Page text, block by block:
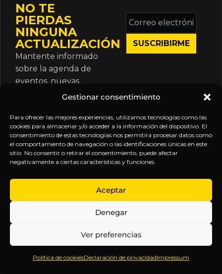
Gestionar consentimiento
Para ofrecer las mejores experiencias, utilizamos tecnologías como las
cookies para almacenar y/o acceder a la información del dispositivo. El
consentimiento de estas tecnologías nos permitirá procesar datos como
el comportamiento de navegación o las identificaciones únicas en este
sitio. No consentir o retirar el consentimiento, puede afectar
negativamente a ciertas características y funciones.
Aceptar
Denegar
Ver preferencias
Política de cookiesDeclaración de privacidadImpressum
NO TE
PIERDAS
NINGUNA
ACTUALIZACIÓN
Mantente informado
sobre la agenda de
eventos, nuevas
publicaciones y
suscripción.
Correo
electrónico
*
Inteligencia
Anticipándonos
EXPLORA
Inicio
Sobre
Contenido
Webinars
LEGAL
Política
de
Términos y
Aviso
SÍGUENOS